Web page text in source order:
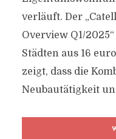
verläuft. Der
Overview Q1/
Städten aus 16
zeigt, dass die
Neubautätigkeit